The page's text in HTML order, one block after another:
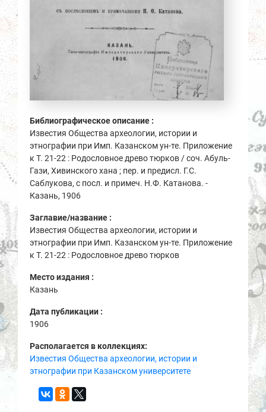
Библиографическое описание :
Известия Общества археологии, истории и
этнографии при Имп. Казанском ун-те. Приложение
к Т. 21-22 : Родословное древо тюрков / соч. Абуль-
Гази, Хивинского хана ; пер. и предисл. Г.С.
Саблукова, с посл. и примеч. Н.Ф. Катанова. -
Казань, 1906
Заглавие/название :
Известия Общества археологии, истории и
этнографии при Имп. Казанском ун-те. Приложение
к Т. 21-22 : Родословное древо тюрков
Место издания :
Казань
Дата публикации :
1906
Располагается в коллекциях:
Известия Общества археологии, истории и
этнографии при Казанском университете